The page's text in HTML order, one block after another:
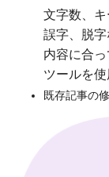
文字数、
誤字、脱字
内容に合
ツールを
既存記事の